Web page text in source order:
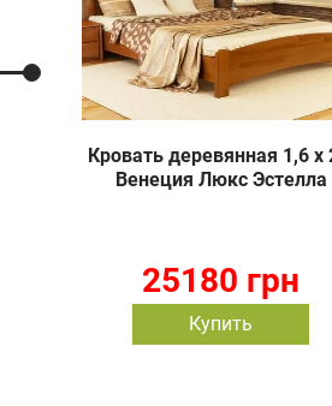
Кровать деревянная 1,6 х
Венеция Люкс Эстелла
25180 грн
Купить